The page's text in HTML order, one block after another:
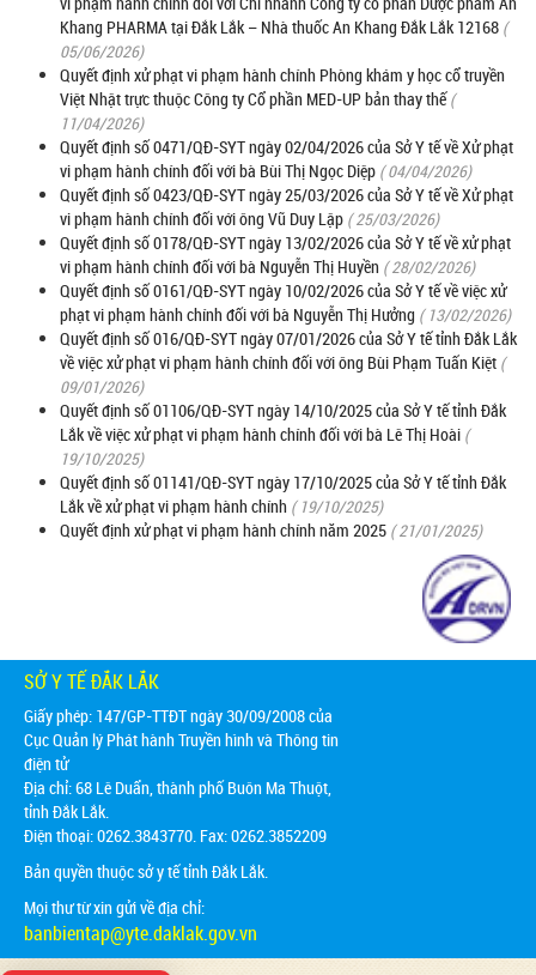
Khang PHARMA tại Đắk Lắk – Nhà thuốc An Khang Đắk Lắk 12168 (
05/06/2026)
Quyết định xử phạt vi phạm hành chính Phòng khám y học cổ truyền
Việt Nhật trực thuộc Công ty Cổ phần MED-UP bản thay thế (
11/04/2026)
Quyết định số 0471/QĐ-SYT ngày 02/04/2026 của Sở Y tế về Xử phạt
vi phạm hành chính đối với bà Bùi Thị Ngọc Diệp ( 04/04/2026)
Quyết định số 0423/QĐ-SYT ngày 25/03/2026 của Sở Y tế về Xử phạt
vi phạm hành chính đối với ông Vũ Duy Lập ( 25/03/2026)
Quyết định số 0178/QĐ-SYT ngày 13/02/2026 của Sở Y tế về xử phạt
vi phạm hành chính đối với bà Nguyễn Thị Huyền ( 28/02/2026)
Quyết định số 0161/QĐ-SYT ngày 10/02/2026 của Sở Y tế về việc xử
phạt vi phạm hành chính đối với bà Nguyễn Thị Hưởng ( 13/02/2026)
Quyết định số 016/QĐ-SYT ngày 07/01/2026 của Sở Y tế tỉnh Đắk Lắk
về việc xử phạt vi phạm hành chính đối với ông Bùi Phạm Tuấn Kiệt (
09/01/2026)
Quyết định số 01106/QĐ-SYT ngày 14/10/2025 của Sở Y tế tỉnh Đắk
Lắk về việc xử phạt vi phạm hành chính đối với bà Lê Thị Hoài (
19/10/2025)
Quyết định số 01141/QĐ-SYT ngày 17/10/2025 của Sở Y tế tỉnh Đắk
Lắk về xử phạt vi phạm hành chính ( 19/10/2025)
Quyết định xử phạt vi phạm hành chính năm 2025 ( 21/01/2025)
SỞ Y TẾ ĐẮK LẮK
Giấy phép: 147/GP-TTĐT ngày 30/09/2008 của
Cục Quản lý Phát hành Truyền hình và Thông tin
điện tử
Địa chỉ:68 Lê Duẩn, thành phố Buôn Ma Thuột,
tỉnh Đắk Lắk.
Điện thoại: 0262.3843770. Fax: 0262.3852209
Bản quyền thuộc sở y tế tỉnh Đắk Lắk.
Mọi thư từ xin gửi về địa chỉ:
banbientap@yte.daklak.gov.vn